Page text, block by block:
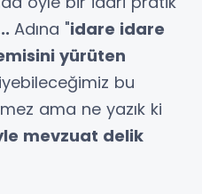
Adına "idare idare
yürüten
bu
ama ne yazık ki
mevzuat delik